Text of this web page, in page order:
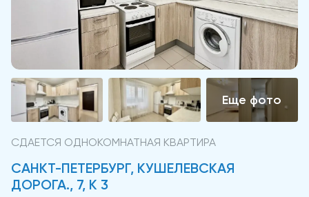
СДАЕТСЯ ОДНОКОМНАТНАЯ КВАРТИРА
САНКТ-ПЕТЕРБУРГ, КУШЕЛЕВСКАЯ
ДОРОГА., 7, К 3